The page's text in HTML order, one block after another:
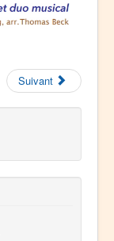
Suivant